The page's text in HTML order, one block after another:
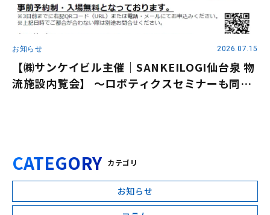
お知らせ 2026.07.15
【㈱サンケイビル主催｜SANKEILOGI仙台泉 物
流施設内覧会】 ～ロボティクスセミナーも同時
CATEGORY カテゴリ
お知らせ